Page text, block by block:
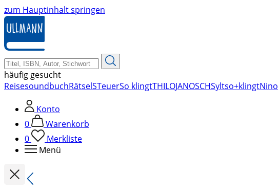
zum Hauptinhalt springen
häufig gesucht
ReisesoundbuchRätselSTeuerSo klingtTHILOJANOSCHSyltso+klingtNino
Konto
0
Warenkorb
0
Merkliste
Menü